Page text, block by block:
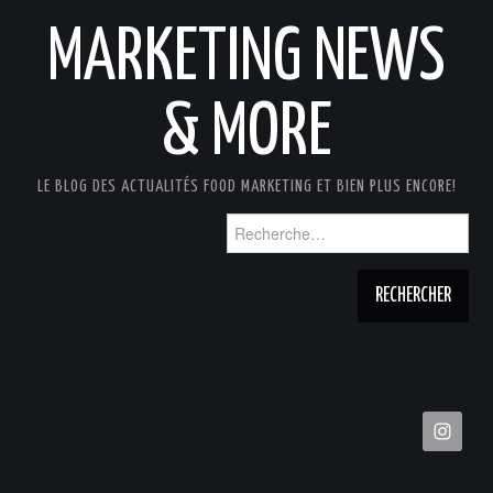
MARKETING NEWS
& MORE
LE BLOG DES ACTUALITÉS FOOD MARKETING ET BIEN PLUS ENCORE!